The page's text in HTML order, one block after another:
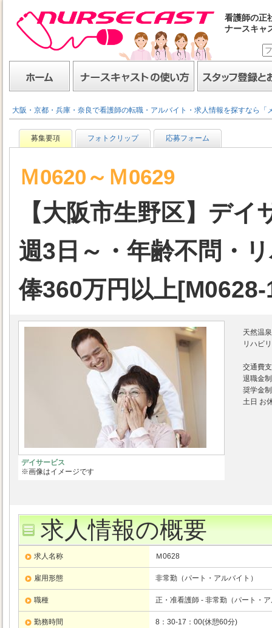
看護師の正
ナースキャ
大阪・京都・兵庫・奈良で看護師の転職・アルバイト・求人情報を探すなら「
募集要項 フォトクリップ 応募フォーム
Ｍ0620～Ｍ0629
【大阪市生野区】デ
週3日～・年齢不問・
俸360万円以上
デイサービス
※画像はイメージです
天然温
リハビ
交通費
退職金
奨学金
土日 お
求人情報の概要
求人名称 Ｍ0628
雇用形態 非常勤（パート・アルバイト）
職種 正・准看護師 - 非常勤（パート・
勤務時間 8：30-17：00(休憩60分)